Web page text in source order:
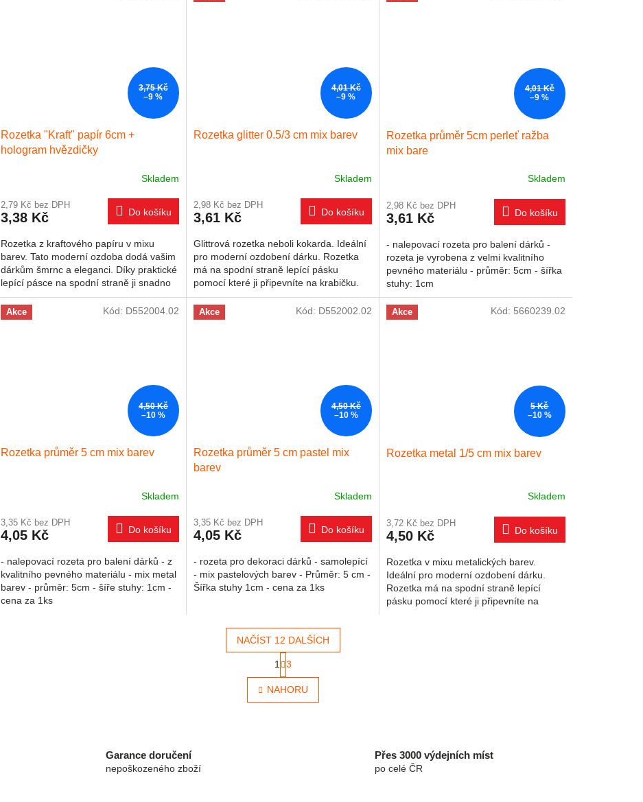
3,75 Kč
–9 %
Rozetka "Kraft" papír 6cm +
hologram hvězdičky
Skladem
2,79 Kč bez DPH
3,38 Kč Do košíku
Rozetka z kraftového papíru v mixu
barev. Tato moderní ozdoba dodá vašim
dárkům šmrnc a eleganci. Díky praktické
lepící pásce na spodní straně ji snadno
připevníte na...
4,01 Kč
–9 %
Rozetka glitter 0.5/3 cm mix barev
Skladem
2,98 Kč bez DPH
3,61 Kč Do košíku
Glittrová rozetka neboli kokarda. Ideální
pro moderní ozdobení dárku. Rozetka
má na spodní straně lepící pásku
pomocí které ji připevníte na krabičku.
Uvedená cena je za jeden...
4,01 Kč
–9 %
Rozetka průměr 5cm perleť ražba
mix bare
Skladem
2,98 Kč bez DPH
3,61 Kč Do košíku
- nalepovací rozeta pro balení dárků -
rozeta je vyrobena z velmi kvalitního
pevného materiálu - průměr: 5cm - šířka
stuhy: 1cm
Akce
4,50 Kč
–10 %
Rozetka průměr 5 cm mix barev
Skladem
3,35 Kč bez DPH
4,05 Kč Do košíku
- nalepovací rozeta pro balení dárků - z
kvalitního pevného materiálu - mix metal
barev - průměr: 5cm - šíře stuhy: 1cm -
cena za 1ks
Kód: D552004.02 Akce
4,50 Kč
–10 %
Rozetka průměr 5 cm pastel mix
barev
Skladem
3,35 Kč bez DPH
4,05 Kč Do košíku
- rozeta pro dekoraci dárků - samolepící
- mix pastelových barev - Průměr: 5 cm -
Šířka stuhy 1cm - cena za 1ks
Kód: D552002.02 Akce
5 Kč
–10 %
Rozetka metal 1/5 cm mix barev
Skladem
3,72 Kč bez DPH
4,50 Kč Do košíku
Rozetka v mixu metalických barev.
Ideální pro moderní ozdobení dárku.
Rozetka má na spodní straně lepící
pásku pomocí které ji připevníte na
Kód: 5660239.02
Ovládací prvky výpisu
NAČÍST 12 DALŠÍCH
1 3
NAHORU
Garance doručení
nepoškozeného zboží
Přes 3000 výdejních míst
po celé ČR